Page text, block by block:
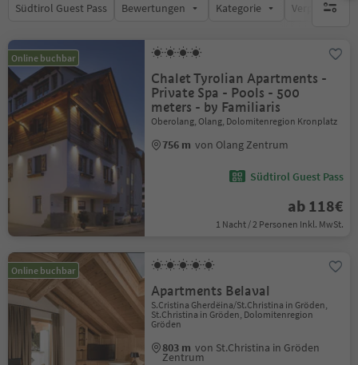
Südtirol Guest Pass Bewertungen Kategorie aktive
Online buchbar
Chalet Tyrolian Apartments -
Private Spa - Pools - 500
meters - by Familiaris
Oberolang, Olang, Dolomitenregion Kronplatz
756 m von Olang Zentrum
Südtirol Guest Pass
ab 118€
1 Nacht / 2 Personen Inkl. MwSt.
Online buchbar
Apartments Belaval
S.Cristina Gherdëina/St.Christina in Gröden,
St.Christina in Gröden, Dolomitenregion
Gröden
803 m von St.Christina in Gröden
Zentrum